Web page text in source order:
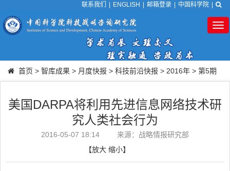
联系我们 ENGLISH 邮箱登录 中国科学院
首页 > 智库成果 > 月度快报 > 科技前沿快报 > 2016年 > 第5期
美国DARPA将利用先进信息网络技术研
究人类社会行为
2016-05-07 18:14
来源：战略情报研究部
【放大 缩小】